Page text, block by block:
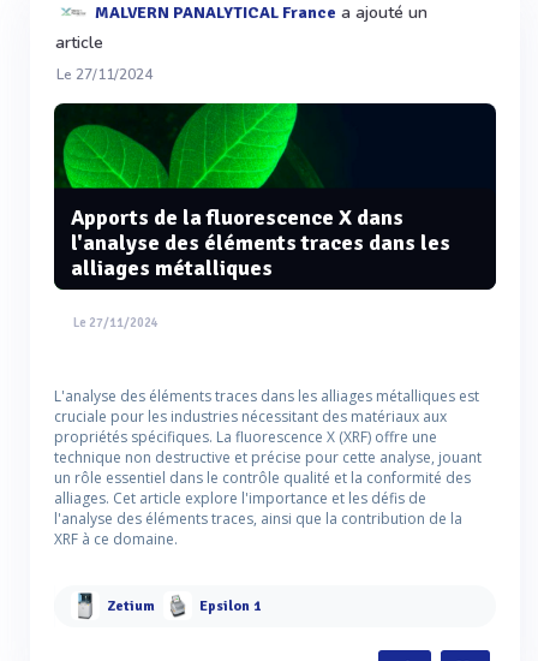
MALVERN PANALYTICAL France a ajouté un
article
Le 27/11/2024
Apports de la fluorescence X dans
l'analyse des éléments traces dans les
alliages métalliques
Le 27/11/2024
L'analyse des éléments traces dans les alliages métalliques est
cruciale pour les industries nécessitant des matériaux aux
propriétés spécifiques. La fluorescence X (XRF) offre une
technique non destructive et précise pour cette analyse, jouant
un rôle essentiel dans le contrôle qualité et la conformité des
alliages. Cet article explore l'importance et les défis de
l'analyse des éléments traces, ainsi que la contribution de la
XRF à ce domaine.
Zetium Epsilon 1